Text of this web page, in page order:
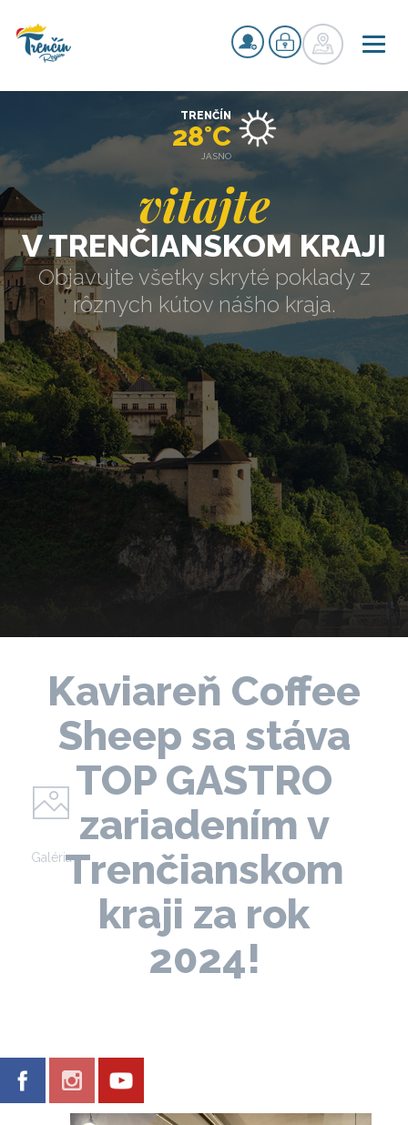
vitajte
V TRENČIANSKOM KRAJI
Objavujte všetky skryté poklady z
rôznych kútov nášho kraja.
TRENČÍN
28°C
JASNO
Kaviareň Coffee
Sheep sa stáva
TOP GASTRO
zariadením v
Trenčianskom
kraji za rok
2024!
Galéria